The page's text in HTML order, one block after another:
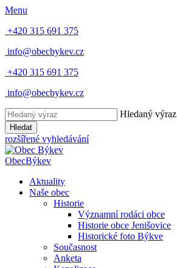
Menu
+420 315 691 375
info@obecbykev.cz
+420 315 691 375
info@obecbykev.cz
Hledaný výraz
Hledat
rozšířené vyhledávání
ObecBýkev
Aktuality
Naše obec
Historie
Významní rodáci obce
Historie obce Jenišovice
Historické foto Býkve
Současnost
Anketa